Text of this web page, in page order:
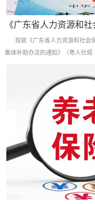
《广东省人力资源和社
现就《广东省人力资源和社会
集体补助办法的通知》（粤人社